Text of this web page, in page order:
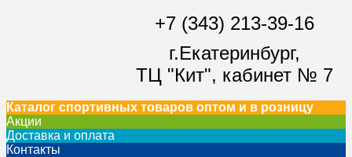
+7 (343) 213-39-16
г.Екатеринбург,
ТЦ "Кит", кабинет № 7
Каталог спортивных товаров оптом и в розницу
Акции
Доставка и оплата
Контакты